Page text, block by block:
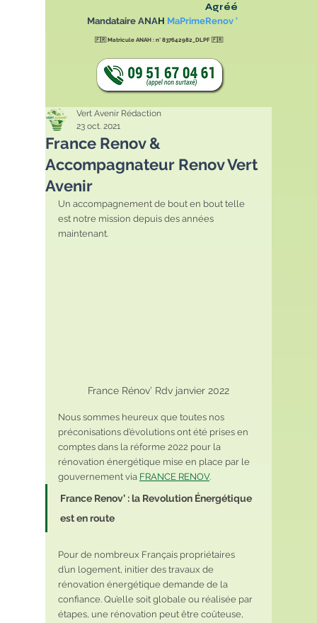
Agréé
Mandataire ANAH MaPrimeRenov '
🇫🇷Matricule ANAH : n° 837642982_DLPF🇫🇷
France Renov &
Accompagnateur Renov Vert
Avenir
Vert Avenir Rédaction
23 oct. 2021
Un accompagnement de bout en bout telle
est notre mission depuis des années
maintenant.
France Rénov’ Rdv janvier 2022
Nous sommes heureux que toutes nos
préconisations d’évolutions ont été prises en
comptes dans la réforme 2022 pour la
rénovation énergétique mise en place par le
gouvernement via FRANCE RENOV.
France Renov’ : la Revolution Énergétique
est en route
Pour de nombreux Français propriétaires
d’un logement, initier des travaux de
rénovation énergétique demande de la
confiance. Qu’elle soit globale ou réalisée par
étapes, une rénovation peut être coûteuse,